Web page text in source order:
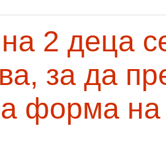
2 деца
за да
форма на